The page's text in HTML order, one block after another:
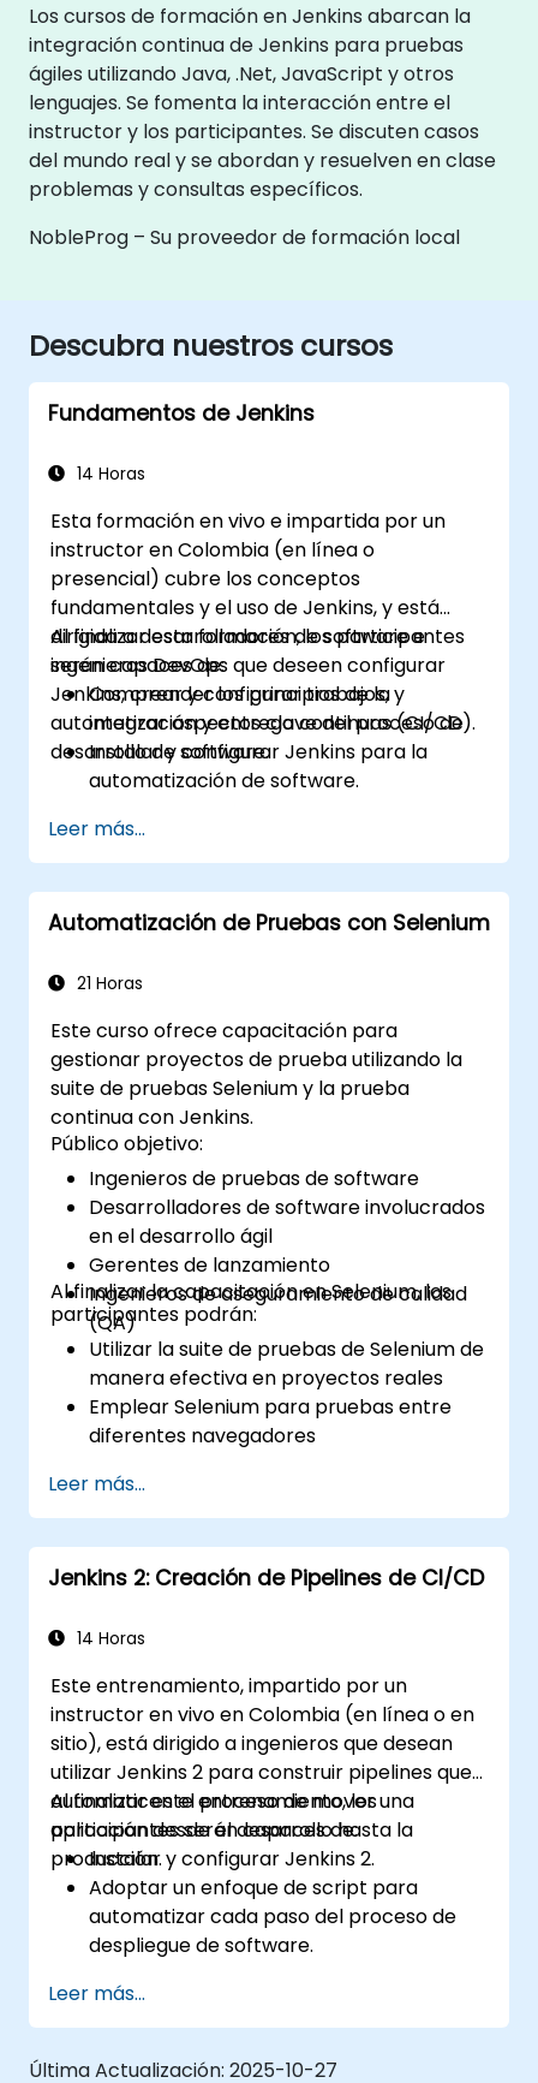
Los cursos de formación en Jenkins abarcan la
integración continua de Jenkins para pruebas
ágiles utilizando Java, .Net, JavaScript y otros
lenguajes. Se fomenta la interacción entre el
instructor y los participantes. Se discuten casos
del mundo real y se abordan y resuelven en clase
problemas y consultas específicos.
NobleProg – Su proveedor de formación local
Descubra nuestros cursos
Fundamentos de Jenkins
14 Horas
Esta formación en vivo e impartida por un
instructor en Colombia (en línea o
presencial) cubre los conceptos
fundamentales y el uso de Jenkins, y está
dirigida a desarrolladores de software e
ingenieros DevOps que deseen configurar
Jenkins, crear y configurar trabajos, y
automatizar aspectos clave del proceso de
desarrollo de software.
Al finalizar esta formación, los participantes
serán capaces de:
Comprender los principios de la
integración y entrega continuas (CI/CD).
Instalar y configurar Jenkins para la
automatización de software.
para la construcción y prueba de
aplicaciones.
Configurar y personalizar canales de
despliegue automatizados para el
Leer más...
Automatización de Pruebas con Selenium
21 Horas
Este curso ofrece capacitación para
gestionar proyectos de prueba utilizando la
suite de pruebas Selenium y la prueba
continua con Jenkins.
Público objetivo:
Ingenieros de pruebas de software
Desarrolladores de software involucrados
en el desarrollo ágil
Gerentes de lanzamiento
Ingenieros de aseguramiento de calidad
(QA)
Al finalizar la capacitación en Selenium, los
participantes podrán:
Utilizar la suite de pruebas de Selenium de
manera efectiva en proyectos reales
Emplear Selenium para pruebas entre
diferentes navegadores
Grid
Ejecutar pruebas de regresión con
Selenium en Jenkins
Preparar informes de pruebas e informes
Leer más...
Jenkins 2: Creación de Pipelines de CI/CD
14 Horas
Este entrenamiento, impartido por un
instructor en vivo en Colombia (en línea o en
sitio), está dirigido a ingenieros que desean
utilizar Jenkins 2 para construir pipelines que
automaticen el proceso de mover una
aplicación desde el desarrollo hasta la
producción.
Al finalizar este entrenamiento, los
participantes serán capaces de:
Instalar y configurar Jenkins 2.
Adoptar un enfoque de script para
automatizar cada paso del proceso de
despliegue de software.
compilaciones de aplicaciones cuando el
software se sube a un sistema de control
de versiones.
Leer más...
Última Actualización: 2025-10-27